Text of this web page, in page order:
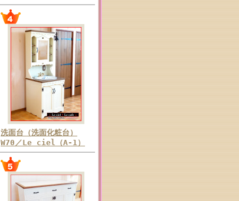
洗面台（洗面化粧台）
W70／Le ciel（A-1）